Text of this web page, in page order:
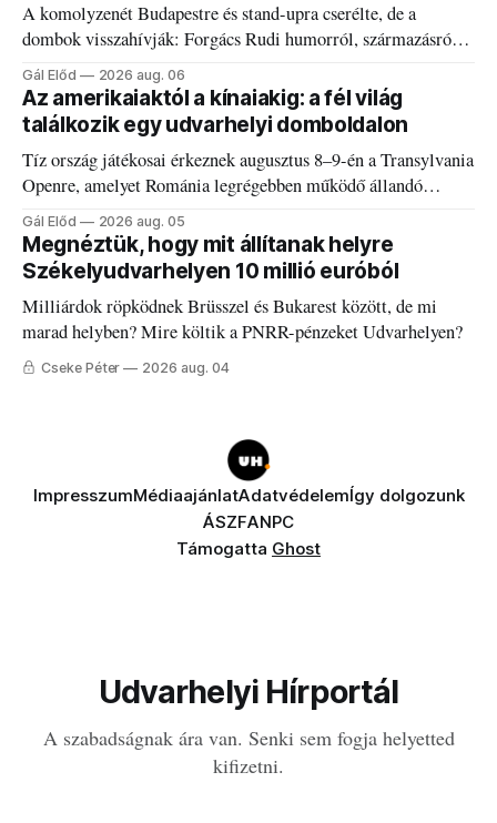
A komolyzenét Budapestre és stand-upra cserélte, de a
dombok visszahívják: Forgács Rudi humorról, származásról
és határokról.
Gál Előd 2026 aug. 06
Az amerikaiaktól a kínaiakig: a fél világ
találkozik egy udvarhelyi domboldalon
Tíz ország játékosai érkeznek augusztus 8–9-én a Transylvania
Openre, amelyet Románia legrégebben működő állandó
discgolfpályáján rendeznek meg.
Gál Előd 2026 aug. 05
Megnéztük, hogy mit állítanak helyre
Székelyudvarhelyen 10 millió euróból
Milliárdok röpködnek Brüsszel és Bukarest között, de mi
marad helyben? Mire költik a PNRR-pénzeket Udvarhelyen?
Cseke Péter 2026 aug. 04
ImpresszumMédiaajánlatAdatvédelemÍgy dolgozunk
ÁSZFANPC
Támogatta Ghost
Udvarhelyi Hírportál
A szabadságnak ára van. Senki sem fogja helyetted
kifizetni.